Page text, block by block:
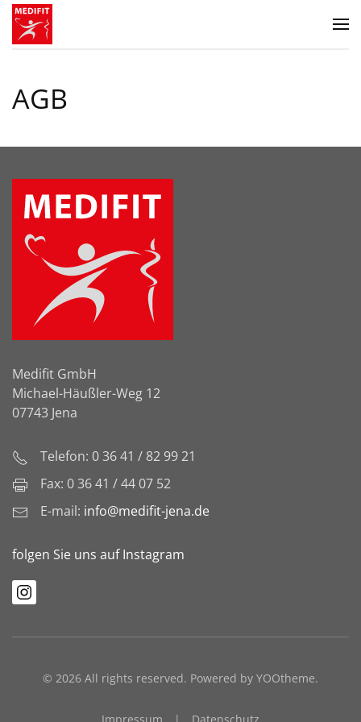
Zum Hauptinhalt springen
AGB
Medifit GmbH
Michael-Häußler-Weg 12
07743 Jena
Telefon: 0 36 41 / 82 99 21
Fax: 0 36 41 / 44 07 52
E-mail: info@medifit-jena.de
folgen Sie uns auf Instagram
© 2026 All rights reserved. Powered by YOOtheme.